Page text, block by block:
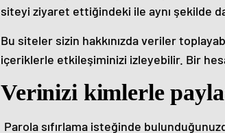
siteyi ziyaret ettiğindeki ile aynı şekilde
Bu siteler sizin hakkınızda veriler
içeriklerle etkileşiminizi izleyebilir. Bir
Verinizi kimlerle
Parola sıfırlama isteğinde